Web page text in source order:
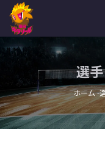
選
ホーム